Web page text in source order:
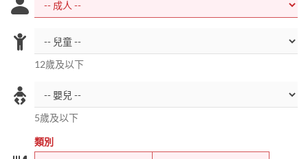
12歲及以下
5歲及以下
類別